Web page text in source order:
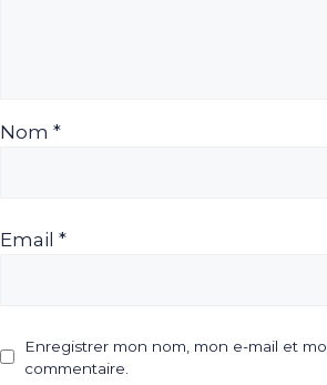
Nom *
Email *
Enregistrer mon nom, mon e-mail et
commentaire.